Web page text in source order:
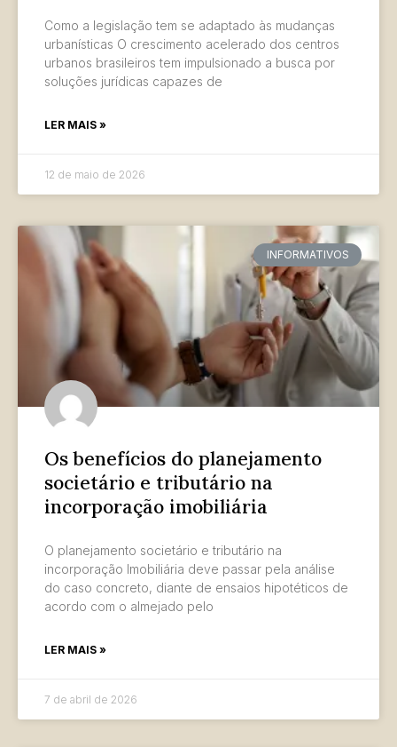
Como a legislação tem se adaptado às mudanças
urbanísticas O crescimento acelerado dos centros
urbanos brasileiros tem impulsionado a busca por
soluções jurídicas capazes de
LER MAIS »
12 de maio de 2026
INFORMATIVOS
Os benefícios do planejamento
societário e tributário na
incorporação imobiliária
O planejamento societário e tributário na
incorporação Imobiliária deve passar pela análise
do caso concreto, diante de ensaios hipotéticos de
acordo com o almejado pelo
LER MAIS »
7 de abril de 2026